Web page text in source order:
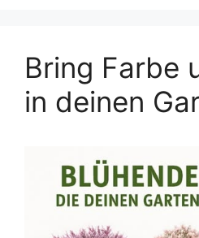
Bring Farbe
in deinen